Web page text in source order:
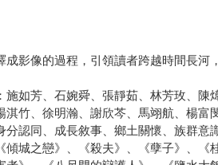
影像的過程，引領讀者跨越時間長
如芳、石婉舜、張靜茹、林芳玫、
竹、徐明瀚、謝欣芩、馬翊航、楊富
認同、成長敘事、鄉土關懷、族群
城之戀》、《殺夫》、《孽子》、